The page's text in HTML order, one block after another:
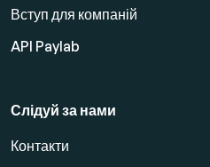
Вступ для компаній
API Paylab
Слідуй за нами
Контакти